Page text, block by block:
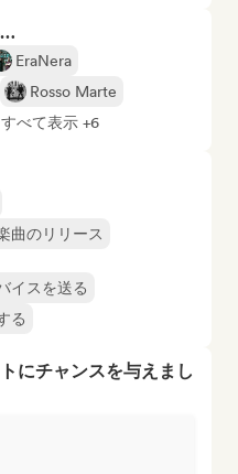
…
EraNera
Rosso Marte
すべて表示 +6
曲のリリース
イスを送る
る
にチャンスを与えまし